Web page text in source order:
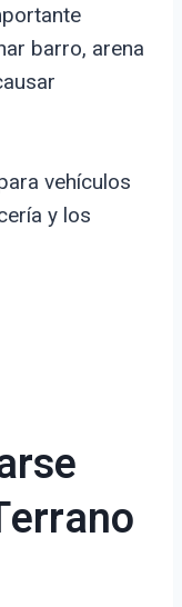
barro, arena
vehículos
y los